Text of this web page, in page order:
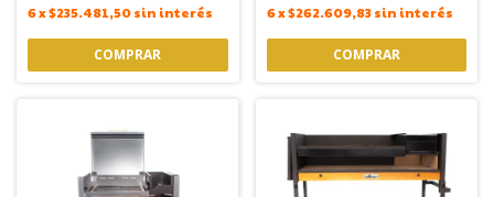
6x$235.481,50sin interés 6x$262.609,83 sin interés